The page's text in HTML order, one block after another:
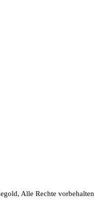
Alle Rechte vorbehalten